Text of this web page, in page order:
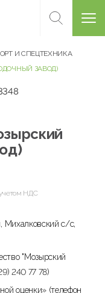
И СПЕЦТЕХНИКА
ЗАВОД)
НДС
Михалковский с/с,
"Мозырский
240 77 78)
оценки» (телефон